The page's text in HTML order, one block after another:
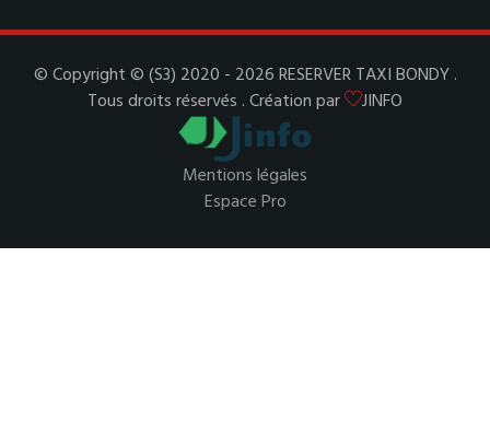
© Copyright © (S3) 2020 - 2026 RESERVER TAXI BONDY .
Tous droits réservés . Création par
JINFO
Mentions légales
Espace Pro